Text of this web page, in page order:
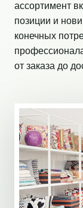
ассортимент
позиции и
конечных
от заказа до